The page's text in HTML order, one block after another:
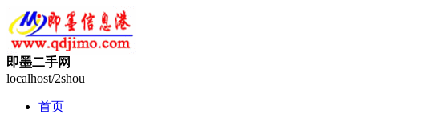
即墨二手网
localhost/2shou
首页